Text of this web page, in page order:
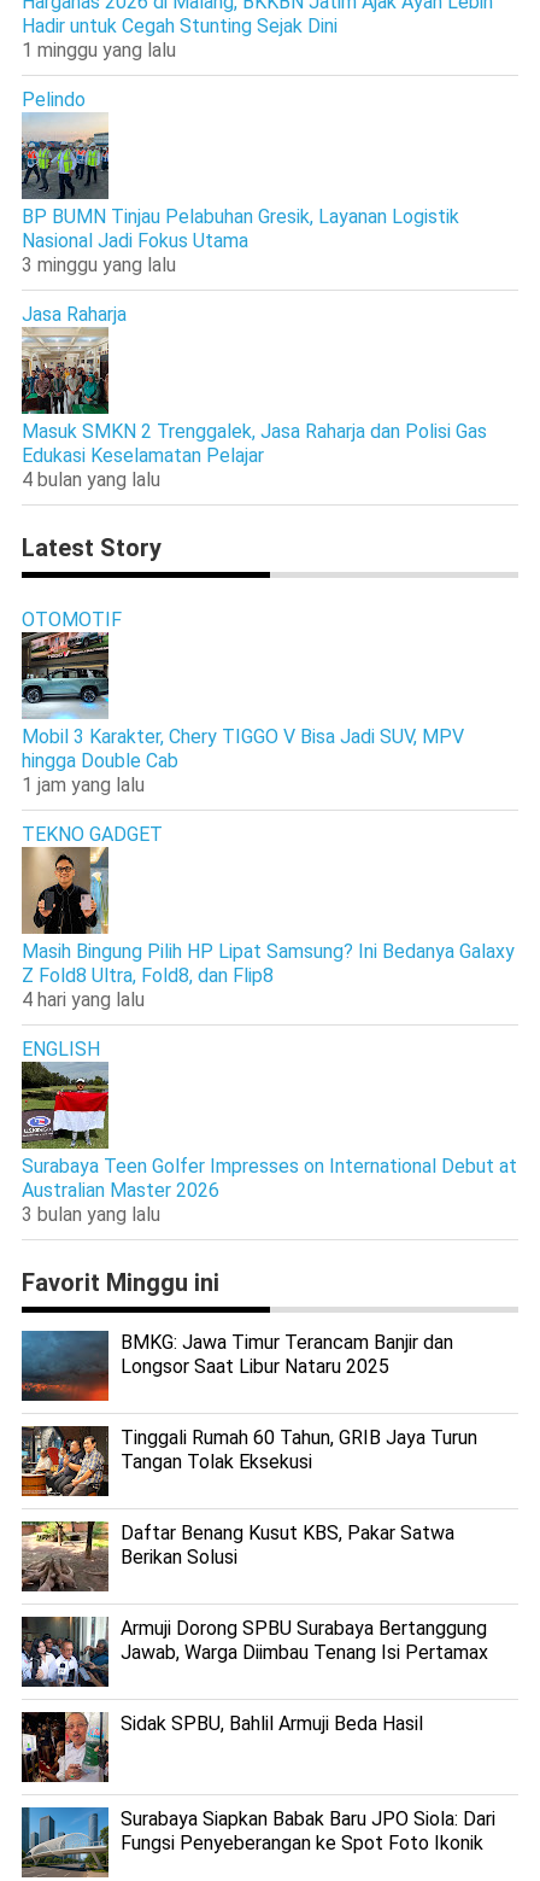
Hadir untuk Cegah Stunting Sejak Dini
1 minggu yang lalu
Pelindo
BP BUMN Tinjau Pelabuhan Gresik, Layanan Logistik
Nasional Jadi Fokus Utama
3 minggu yang lalu
Jasa Raharja
Masuk SMKN 2 Trenggalek, Jasa Raharja dan Polisi Gas
Edukasi Keselamatan Pelajar
4 bulan yang lalu
Latest Story
OTOMOTIF
Mobil 3 Karakter, Chery TIGGO V Bisa Jadi SUV, MPV
hingga Double Cab
1 jam yang lalu
TEKNO GADGET
Masih Bingung Pilih HP Lipat Samsung? Ini Bedanya Galaxy
Z Fold8 Ultra, Fold8, dan Flip8
4 hari yang lalu
ENGLISH
Surabaya Teen Golfer Impresses on International Debut at
Australian Master 2026
3 bulan yang lalu
Favorit Minggu ini
BMKG: Jawa Timur Terancam Banjir dan
Longsor Saat Libur Nataru 2025
Tinggali Rumah 60 Tahun, GRIB Jaya Turun
Tangan Tolak Eksekusi
Daftar Benang Kusut KBS, Pakar Satwa
Berikan Solusi
Armuji Dorong SPBU Surabaya Bertanggung
Jawab, Warga Diimbau Tenang Isi Pertamax
Sidak SPBU, Bahlil Armuji Beda Hasil
Surabaya Siapkan Babak Baru JPO Siola: Dari
Fungsi Penyeberangan ke Spot Foto Ikonik